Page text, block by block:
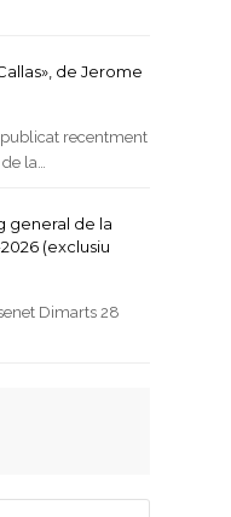
de Jerome
publicat recentment
la…
general de la
(exclusiu
Dimarts 28